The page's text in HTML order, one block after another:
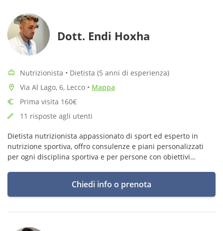
Dott. Endi Hoxha
Nutrizionista • Dietista (5 anni di esperienza)
Via Al Lago, 6, Lecco • Mappa
Prima visita 160€
11 risposte agli utenti
Dietista nutrizionista appassionato di sport ed esperto in
nutrizione sportiva, offro consulenze e piani personalizzati
per ogni disciplina sportiva e per persone con obiettivi
Chiedi info o prenota